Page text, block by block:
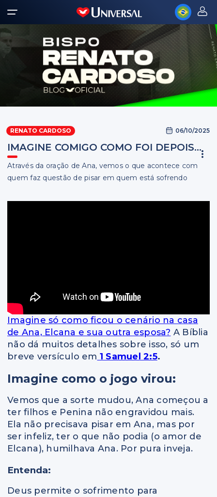
RENATO CARDOSO 06/10/2025
IMAGINE COMIGO COMO FOI DEPOIS...
Através da oração de Ana, vemos o que acontece com
quem faz questão de pisar em quem está sofrendo
Imagine só como ficou o cenário na casa
de Ana, Elcana e sua outra esposa? A Bíblia
não dá muitos detalhes sobre isso, só um
breve versículo em 1 Samuel 2:5.
Imagine como o jogo virou:
Vemos que a sorte mudou, Ana começou a
ter filhos e Penina não engravidou mais.
Ela não precisava pisar em Ana, mas por
ser infeliz, ter o que não podia (o amor de
Elcana), humilhava Ana. Por pura inveja.
Entenda:
Deus permite o sofrimento para